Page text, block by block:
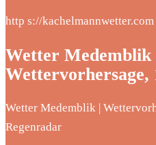
http s://
Wetter Medemblik
Wetter Medemblik |
Regenradar